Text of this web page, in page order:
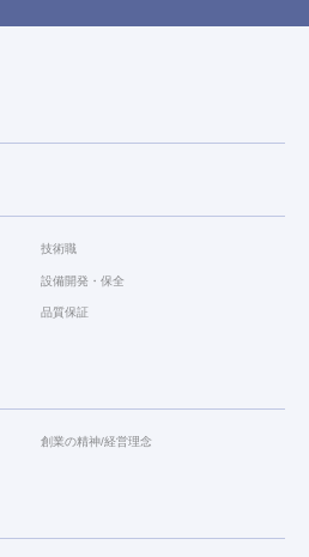
技術職
設備開発・保全
品質保証
創業の精神/経営理念